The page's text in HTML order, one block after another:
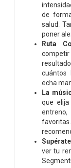
de
salud.
poner
Ruta
cuántos
echa
La
que
ver tu